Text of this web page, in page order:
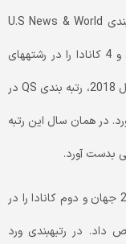
کانادا را در رشته­های مهندسی کسب کرد. در رتبه­بندی U.S News & World
Report سال 2018، این دانشگاه رتبه 66 جهان و 4 کانادا را در رشته­های
علوم اجتماعی و سلامت عمومی بدست آورد. در سال 2018، رتبه بندی QS در
کانادا را بدست آورد. در همان سال این رتبه
در سال 2018، رتبه­بندی جهانی دانشگاه­ها، رتبه 23 جهان و دوم کانادا را در
داد. در رتبه­بندی ورد